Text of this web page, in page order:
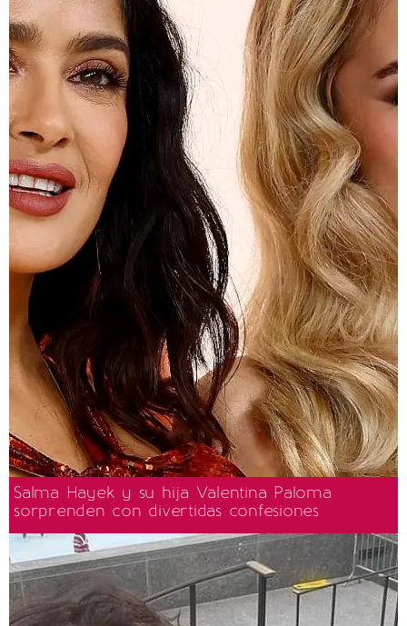
Salma Hayek y su hija Valentina Paloma
sorprenden con divertidas confesiones